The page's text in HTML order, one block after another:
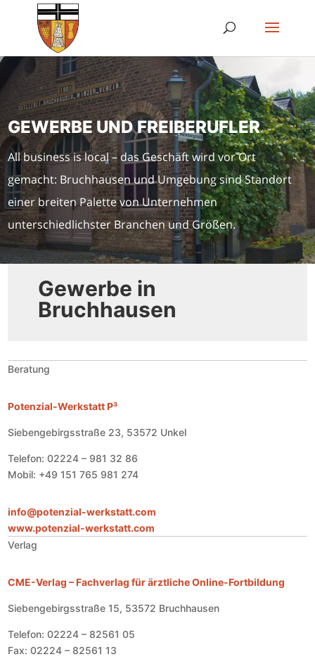
GEWERBE UND FREIBERUFLER
All business is local – das Geschäft wird vor Ort
gemacht: Bruchhausen und Umgebung sind Standort
einer breiten Palette von Unternehmen
unterschiedlichster Branchen und Größen.
Gewerbe in
Bruchhausen
Beratung
Potenzial-Werkstatt P³
Siebengebirgsstraße 23, 53572 Unkel
Telefon: 02224 – 981 32 86
Mobil: +49 151 765 981 274
info@potenzial-werkstatt.com
www.potenzial-werkstatt.com
Verlag
CME-Verlag – Fachverlag für ärztliche Online-Fortbildung
Siebengebirgsstraße 15, 53572 Bruchhausen
Telefon: 02224 – 82561 05
Fax: 02224 – 82561 13